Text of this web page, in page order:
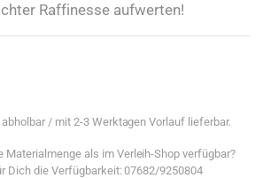
Raffinesse aufwerten!
/ mit 2-3 Werktagen Vorlauf lieferbar.
Materialmenge als im Verleih-Shop verfügbar?
Dich die Verfügbarkeit: 07682/9250804